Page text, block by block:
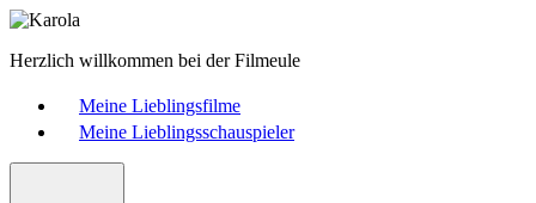
Herzlich willkommen bei der Filmeule
Meine Lieblingsfilme
Meine Lieblingsschauspieler